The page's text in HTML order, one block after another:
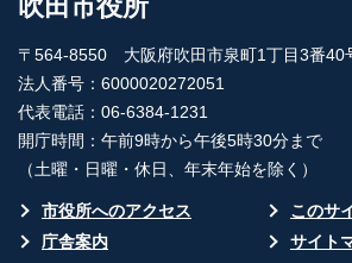
吹田市役所
〒564-8550 大阪府吹田市泉町1丁目3番40
法人番号：6000020272051
代表電話：06-6384-1231
開庁時間：午前9時から午後5時30分まで
（土曜・日曜・休日、年末年始を除く）
市役所へのアクセス
このサ
庁舎案内
サイト